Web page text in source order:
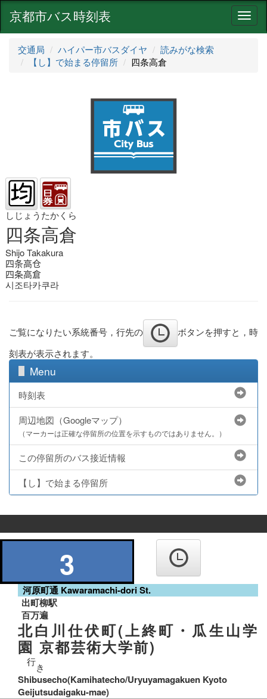
ナ
ビ
京都市バス時刻表
交通局 ハイパー市バスダイヤ
読みがな検索
【し】で始まる停留所
四条高倉
しじょうたかくら
四条高倉
Shijo Takakura
四条高仓
四条高倉
시조타카쿠라
ご覧になりたい系統番号，行先の
ボタンを押すと，時
刻表が表示されます。
Menu
時刻表
周辺地図（Googleマップ）
（マーカーは正確な停留所の位置を示すものではありません。）
この停留所のバス接近情報
【し】で始まる停留所
の
3
河原町通 Kawaramachi-dori St.
出町柳駅
百万遍
北白川仕伏町(上終町・瓜生山学
園 京都芸術大学前)
行き
Shibusecho(Kamihatecho/Uryuyamagakuen Kyoto
Geijutsudaigaku-mae)